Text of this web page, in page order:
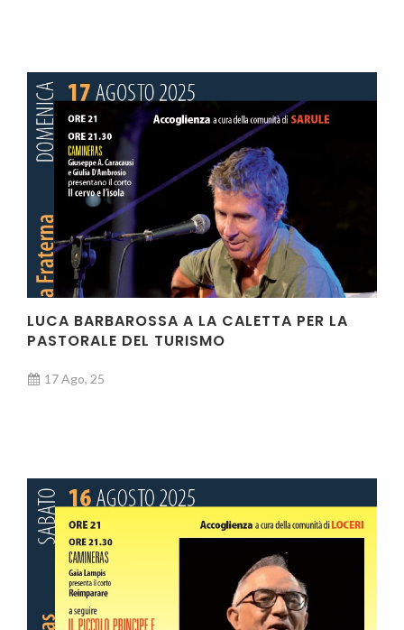
LUCA BARBAROSSA A LA CALETTA PER LA
PASTORALE DEL TURISMO
17 Ago, 25